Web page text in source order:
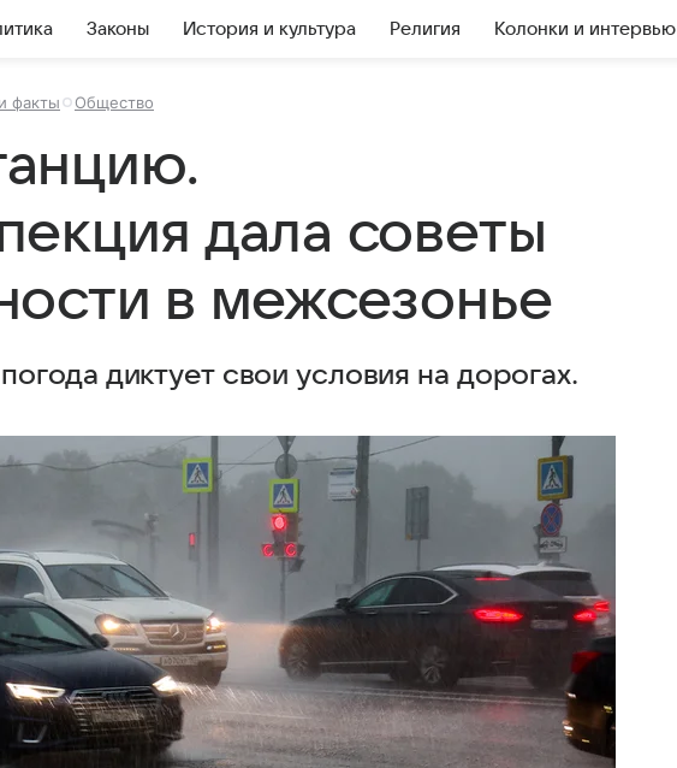
Законы История и культура Религия Колонки и интервью
факты Общество
дала советы
в межсезонье
диктует свои условия на дорогах.